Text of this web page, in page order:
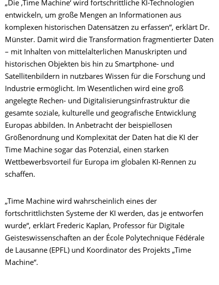
„Die ‚Time Machine‘ wird fortschrittliche KI-Technologien
entwickeln, um große Mengen an Informationen aus
komplexen historischen Datensätzen zu erfassen“, erklärt Dr.
Münster. Damit wird die Transformation fragmentierter Daten
– mit Inhalten von mittelalterlichen Manuskripten und
historischen Objekten bis hin zu Smartphone- und
Satellitenbildern in nutzbares Wissen für die Forschung und
Industrie ermöglicht. Im Wesentlichen wird eine groß
angelegte Rechen- und Digitalisierungsinfrastruktur die
gesamte soziale, kulturelle und geografische Entwicklung
Europas abbilden. In Anbetracht der beispiellosen
Größenordnung und Komplexität der Daten hat die KI der
Time Machine sogar das Potenzial, einen starken
Wettbewerbsvorteil für Europa im globalen KI-Rennen zu
schaffen.
„Time Machine wird wahrscheinlich eines der
fortschrittlichsten Systeme der KI werden, das je entworfen
wurde“, erklärt Frederic Kaplan, Professor für Digitale
Geisteswissenschaften an der École Polytechnique Fédérale
de Lausanne (EPFL) und Koordinator des Projekts „Time
Machine“.